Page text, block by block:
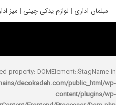
|لوازم یدکی چینی|میز اداری| تعمیر
: Undefined property:
domains/decokadeh.com/